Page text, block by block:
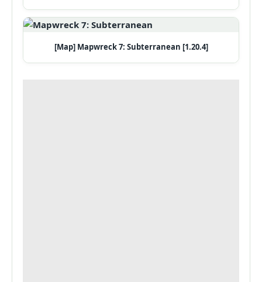
[Map] Mapwreck 7: Subterranean [1.20.4]